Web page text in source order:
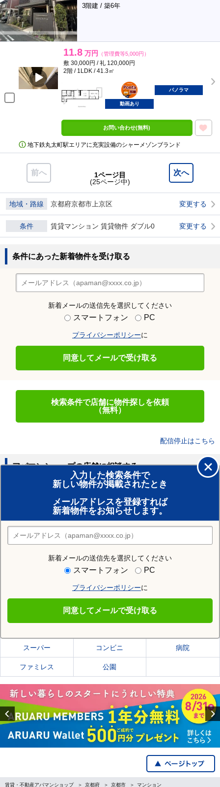
3階建 / 築6年
11.8 万円 （管理費等5,000円）
敷 30,000円 / 礼 120,000円
2階 / 1LDK / 41.3㎡
ポンタ
部屋
パノラマ
動画あり
お問い合わせ(無料)
地下鉄丸太町駅エリアに充実設備のシャーメゾンブランド
前へ 次へ
1ページ目
(25ページ中)
地域・路線 京都府京都市上京区 変更する
条件 賃貸マンション 賃貸物件 ダブル0 変更する
条件にあった新着物件を受け取る
新着メールの送信先を選択してください
スマートフォン PC
プライバシーポリシーに
同意してメールで受け取る
検索条件で店舗に物件探しを依頼
（無料）
配信停止はこちら
入力した検索条件で
新しい物件が掲載されたとき
メールアドレスを登録すれば
新着物件をお知らせします。
新着メールの送信先を選択してください
スマートフォン PC
プライバシーポリシーに
同意してメールで受け取る
アパマンショップの店舗に相談する
賃貸のプロがお部屋探し！
おまかせ物件リクエスト
住みたい街の店舗を探す
店舗検索
住む街研究所で京都市上京区の情報を見る
京都市上京区の施設一覧
スーパー コンビニ 病院
ファミレス 公園
Previous
賃貸・不動産アパマンショップ 京都府 京都市 マンション